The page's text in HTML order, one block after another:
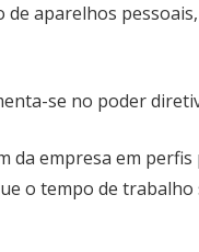
aparelhos
se no poder
da empresa em
o tempo de